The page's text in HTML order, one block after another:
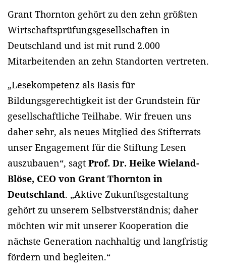
Grant Thornton gehört zu den zehn größten
Wirtschaftsprüfungsgesellschaften in
Deutschland und ist mit rund 2.000
Mitarbeitenden an zehn Standorten vertreten.
„Lesekompetenz als Basis für
Bildungsgerechtigkeit ist der Grundstein für
gesellschaftliche Teilhabe. Wir freuen uns
daher sehr, als neues Mitglied des Stifterrats
unser Engagement für die Stiftung Lesen
auszubauen“, sagt Prof. Dr. Heike Wieland-
Blöse, CEO von Grant Thornton in
Deutschland. „Aktive Zukunftsgestaltung
gehört zu unserem Selbstverständnis; daher
möchten wir mit unserer Kooperation die
nächste Generation nachhaltig und langfristig
fördern und begleiten.“